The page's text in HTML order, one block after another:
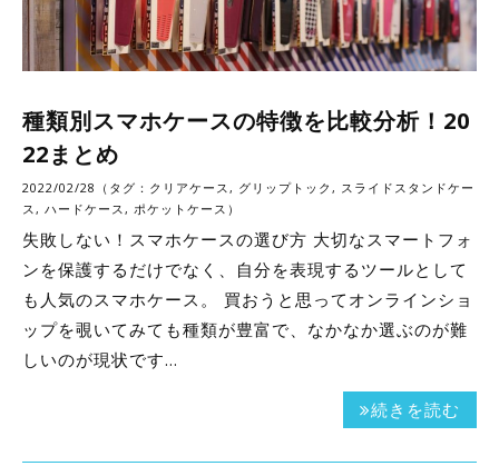
種類別スマホケースの特徴を比較分析！20
22まとめ
2022/02/28（タグ： クリアケース, グリップトック , スライドスタンドケー
ス, ハードケース, ポケットケース ）
失敗しない！スマホケースの選び方 大切なスマートフォ
ンを保護するだけでなく、自分を表現するツールとして
も人気のスマホケース。 買おうと思ってオンラインショ
ップを覗いてみても種類が豊富で、なかなか選ぶのが難
しいのが現状です…
続きを読む